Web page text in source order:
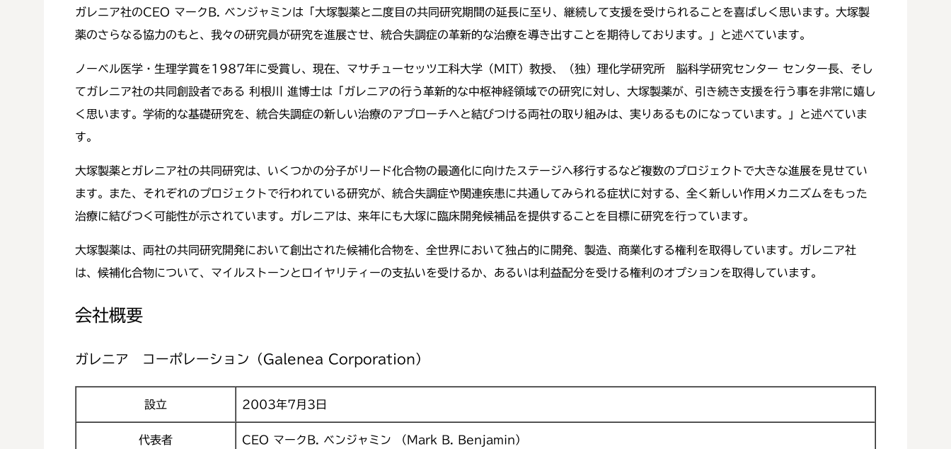
ガレニア社のCEO マークB. ベンジャミンは「大塚製薬と二度目の共同研究期間の延長に至り、継続して支援を受けられることを喜ばしく思います。大塚製
薬のさらなる協力のもと、我々の研究員が研究を進展させ、統合失調症の革新的な治療を導き出すことを期待しております。」と述べています。
ノーベル医学・生理学賞を1987年に受賞し、現在、マサチューセッツ工科大学（MIT）教授、（独）理化学研究所 脳科学研究センター センター長、そし
てガレニア社の共同創設者である 利根川 進博士は「ガレニアの行う革新的な中枢神経領域での研究に対し、大塚製薬が、引き続き支援を行う事を非常に嬉し
く思います。学術的な基礎研究を、統合失調症の新しい治療のアプローチへと結びつける両社の取り組みは、実りあるものになっています。」と述べていま
す。
大塚製薬とガレニア社の共同研究は、いくつかの分子がリード化合物の最適化に向けたステージへ移行するなど複数のプロジェクトで大きな進展を見せてい
ます。また、それぞれのプロジェクトで行われている研究が、統合失調症や関連疾患に共通してみられる症状に対する、全く新しい作用メカニズムをもった
治療に結びつく可能性が示されています。ガレニアは、来年にも大塚に臨床開発候補品を提供することを目標に研究を行っています。
大塚製薬は、両社の共同研究開発において創出された候補化合物を、全世界において独占的に開発、製造、商業化する権利を取得しています。ガレニア社
は、候補化合物について、マイルストーンとロイヤリティーの支払いを受けるか、あるいは利益配分を受ける権利のオプションを取得しています。
会社概要
ガレニア コーポレーション（Galenea Corporation）
設立 2003年7月3日
代表者 CEO マークB. ベンジャミン （Mark B. Benjamin）